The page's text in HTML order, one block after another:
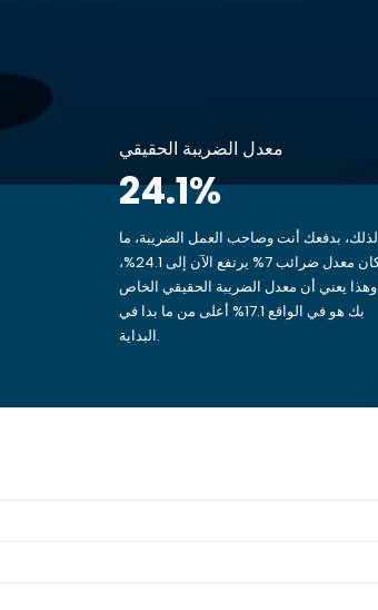
معدل الضريبة الحقيقي
24.1%
لذلك، بدفعك أنت وصاحب العمل الضريبة، ما
كان معدل ضرائب 7% يرتفع الآن إلى 24.1%،
وهذا يعني أن معدل الضريبة الحقيقي الخاص
بك هو في الواقع 17.1% أعلى من ما بدا في
البداية.